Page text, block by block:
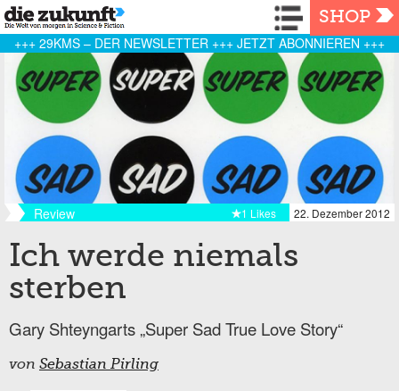
Navigation
SHOP
+++ 29KMS – DER NEWSLETTER +++ JETZT ABONNIEREN +++
Review 22. Dezember 2012
1 Likes
Ich werde niemals
sterben
Gary Shteyngarts „Super Sad True Love Story“
von Sebastian Pirling